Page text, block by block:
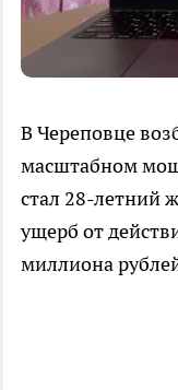
В Череповце
масштабном
стал 28-летний
ущерб от
миллиона